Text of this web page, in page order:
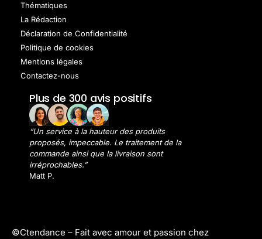
Thématiques
La Rédaction
Déclaration de Confidentialité
Politique de cookies
Mentions légales
Contactez-nous
Plus de 300 avis positifs
“Un service à la hauteur des produits
proposés, impeccable. Le traitement de la
commande ainsi que la livraison sont
irréprochables.”
Matt P.
©Ctendance – Fait avec amour et passion chez